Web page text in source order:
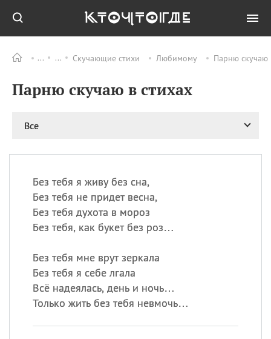
Скучающие стихи Любимому Парню скучаю
Парню скучаю в стихах
Все
Без тебя я живу без сна,
Без тебя не придет весна,
Без тебя духота в мороз
Без тебя, как букет без роз…
Без тебя мне врут зеркала
Без тебя я себе лгала
Всё надеялась, день и ночь…
Только жить без тебя невмочь…
ПРАЗДНИКИ Все
11.08 Рождество святителя
12.08
(День ВВС) РФ
ИМЕНА
Сегодня празднуют именины